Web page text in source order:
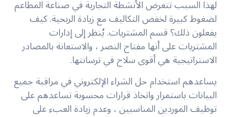
لهذا السبب تتعرض الأنشطة التجارية في صناعة المطاعم
لضغوط كبيرة لخفض التكاليف مع زيادة الربحية. كيف
يفعلون ذلك؟ قسم المشتريات. يُنظر إلى إدارات
المشتريات على أنها مفتاح النصر ، والاستعانة بالمصادر
الاستراتيجية هي أقوى سلاح في ترسانتها.
يساعدهم استخدام حل الشراء الإلكتروني في مراقبة جميع
البيانات باستمرار واتخاذ قرارات محسوبة تساعدهم على
توظيف الموردين المناسبين ، وعدم زيادة العبء على